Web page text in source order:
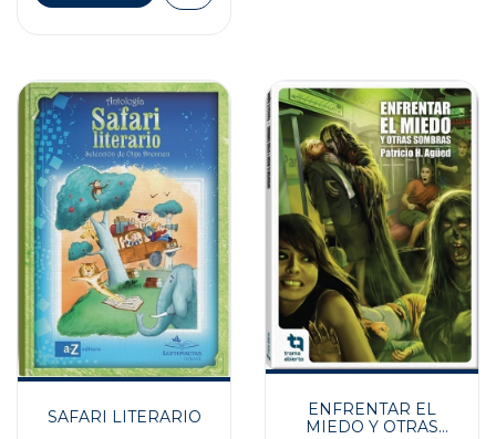
SAFARI LITERARIO
ENFRENTAR EL
MIEDO Y OTRAS